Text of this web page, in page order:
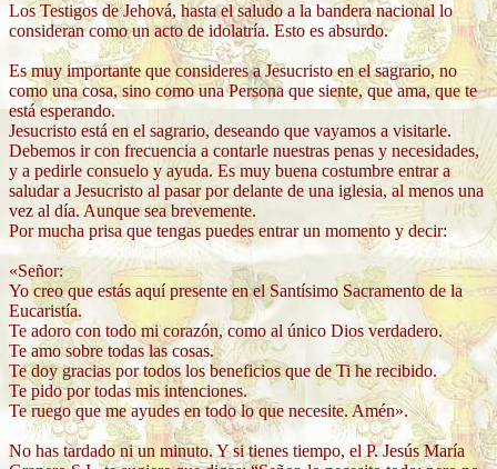
Los Testigos de Jehová, hasta el saludo a la bandera nacional lo
consideran como un acto de idolatría. Esto es absurdo.
Es muy importante que consideres a Jesucristo en el sagrario, no
como una cosa, sino como una Persona que siente, que ama, que te
está esperando.
Jesucristo está en el sagrario, deseando que vayamos a visitarle.
Debemos ir con frecuencia a contarle nuestras penas y necesidades,
y a pedirle consuelo y ayuda. Es muy buena costumbre entrar a
saludar a Jesucristo al pasar por delante de una iglesia, al menos una
vez al día. Aunque sea brevemente.
Por mucha prisa que tengas puedes entrar un momento y decir:
«Señor:
Yo creo que estás aquí presente en el Santísimo Sacramento de la
Eucaristía.
Te adoro con todo mi corazón, como al único Dios verdadero.
Te amo sobre todas las cosas.
Te doy gracias por todos los beneficios que de Ti he recibido.
Te pido por todas mis intenciones.
Te ruego que me ayudes en todo lo que necesite. Amén».
No has tardado ni un minuto. Y si tienes tiempo, el P. Jesús María